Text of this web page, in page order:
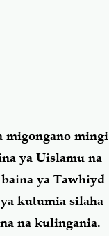
Majibu
mingi
ya Uislamu na
ya Tawhiyd
kutumia silaha
na kulingania.